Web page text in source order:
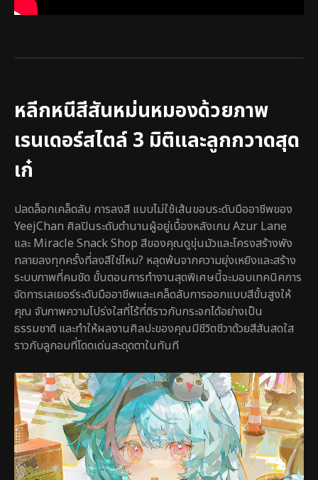
หลีกหนีสีสันหม่นหมองด้วยภาพ
เรนเดอร์สไตล์ 3 มิติและลูกกวาดสุด
เก๋
ปลดล็อกเคล็ดลับ การลงสี แบบไม่ใช้เส้นขอบระดับมืออาชีพของ
YeejChan ศิลปินระดับตำนานผู้อยู่เบื้องหลังเกม Azur Lane
และ Miracle Snack Shop สีของคุณดูขุ่นมัวและโครงสร้างพัง
ทลายลงทุกครั้งที่ลงสีใช่ไหม? หลุดพ้นจากความยุ่งเหยิงและสร้าง
ระบบภาพที่คมชัด ขั้นตอนการทำงานสุดพิเศษนี้จะมอบเทคนิคการ
จัดการเลเยอร์ระดับมืออาชีพและเคล็ดลับการออกแบบสีขั้นสูงให้
คุณ จับภาพความโปร่งใสที่ไร้ที่ติราวกับกระจกได้อย่างเป็น
ธรรมชาติ และทำให้ผลงานศิลปะของคุณมีชีวิตชีวาด้วยสีสันสดใส
ราวกับลูกอมที่โดดเด่นสะดุดตาในทันที